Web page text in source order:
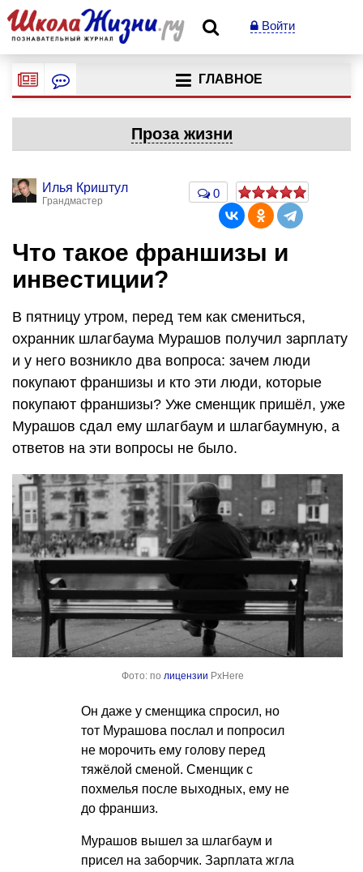
Войти
ГЛАВНОЕ
Проза жизни
Илья Криштул
Грандмастер
0
Что такое франшизы и
инвестиции?
В пятницу утром, перед тем как смениться,
охранник шлагбаума Мурашов получил зарплату
и у него возникло два вопроса: зачем люди
покупают франшизы и кто эти люди, которые
покупают франшизы? Уже сменщик пришёл, уже
Мурашов сдал ему шлагбаум и шлагбаумную, а
ответов на эти вопросы не было.
Фото: по лицензии PxHere
Он даже у сменщика спросил, но
тот Мурашова послал и попросил
не морочить ему голову перед
тяжёлой сменой. Сменщик с
похмелья после выходных, ему не
до франшиз.
Мурашов вышел за шлагбаум и
присел на заборчик. Зарплата жгла